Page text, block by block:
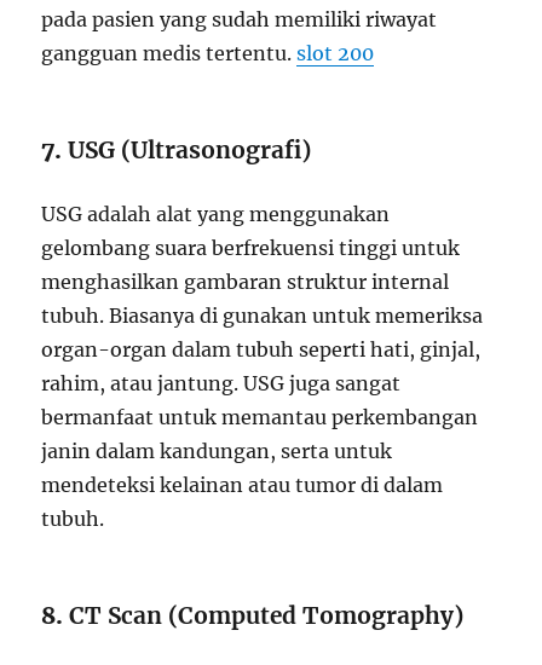
pada pasien yang sudah memiliki riwayat
gangguan medis tertentu.slot 200
7.USG (Ultrasonografi)
USG adalah alat yang menggunakan
gelombang suara berfrekuensi tinggi untuk
menghasilkan gambaran struktur internal
tubuh. Biasanya di gunakan untuk memeriksa
organ-organ dalam tubuh seperti hati, ginjal,
rahim, atau jantung. USG juga sangat
bermanfaat untuk memantau perkembangan
janin dalam kandungan, serta untuk
mendeteksi kelainan atau tumor di dalam
tubuh.
8.CT Scan (Computed Tomography)